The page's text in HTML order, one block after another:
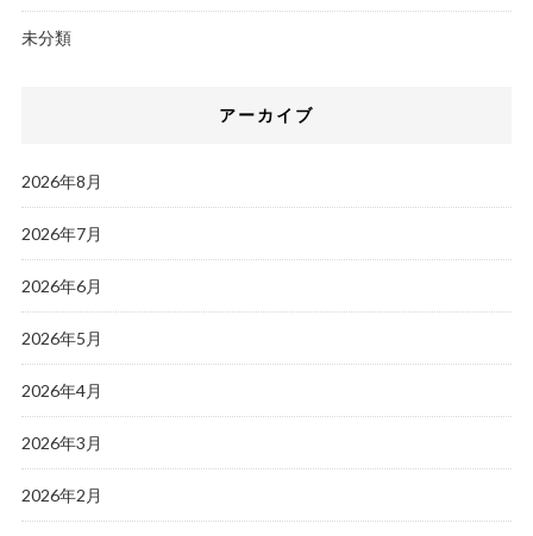
未分類
アーカイブ
2026年8月
2026年7月
2026年6月
2026年5月
2026年4月
2026年3月
2026年2月